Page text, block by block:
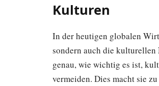
Kulturen
In der heutigen globalen
sondern auch die kulturellen
genau, wie wichtig es ist,
vermeiden. Dies macht sie